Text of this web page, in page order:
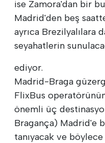
ise Zamora'dan bir
Madrid'den beş
ayrıca Brezilyalılara
seyahatlerin
ediyor.
Madrid-Braga
FlixBus
önemli üç
Bragança) Madrid'e
tanıyacak ve böylece